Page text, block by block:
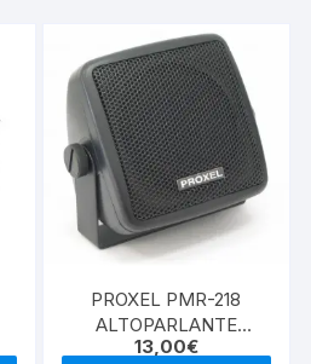
PROXEL PMR-218
ALTOPARLANTE
ESTERNO
13,00€